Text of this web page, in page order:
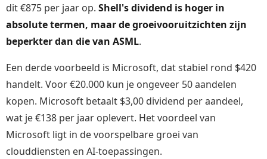
dit €875 per jaar op. Shell's dividend is hoger in
absolute termen, maar de groeivooruitzichten zijn
beperkter dan die van ASML.
Een derde voorbeeld is Microsoft, dat stabiel rond $420
handelt. Voor €20.000 kun je ongeveer 50 aandelen
kopen. Microsoft betaalt $3,00 dividend per aandeel,
wat je €138 per jaar oplevert. Het voordeel van
Microsoft ligt in de voorspelbare groei van
clouddiensten en AI-toepassingen.